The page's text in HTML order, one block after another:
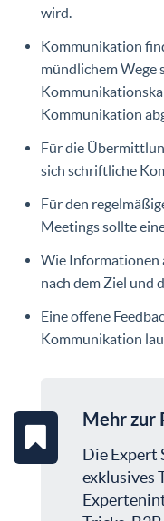
wird.
Kommunikation
mündlichem Wege
Kommunikation
Für die
sich schriftliche
Für den
Meetings sollte
Wie Informationen
nach dem Ziel und
Eine offene
Kommunikation
Mehr zur
Die Expert
exklusives